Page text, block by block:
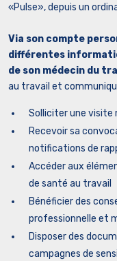
«Pulse», depuis un
Via son compte
différentes
de son médecin du
au travail et
Solliciter une visite
Recevoir sa
notifications de
Accéder aux
de santé au travail
Bénéficier des
professionnelle et
Disposer des
campagnes de